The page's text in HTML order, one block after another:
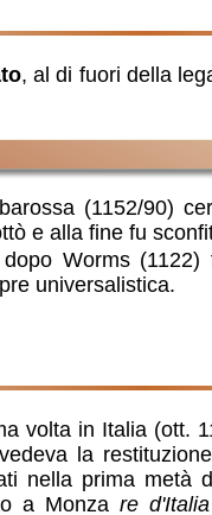
, al di fuori della
(1152/90)
e alla fine fu
Worms
universalistica.
la
nella prima metà
a Monzare d'Italia